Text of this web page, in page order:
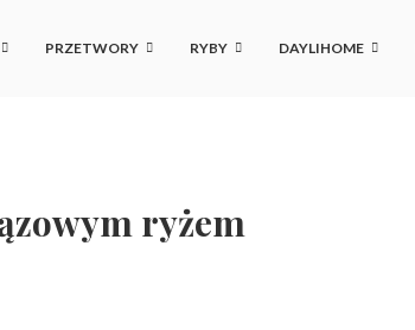
PRZETWORY RYBY DAYLIHOME
ryżem